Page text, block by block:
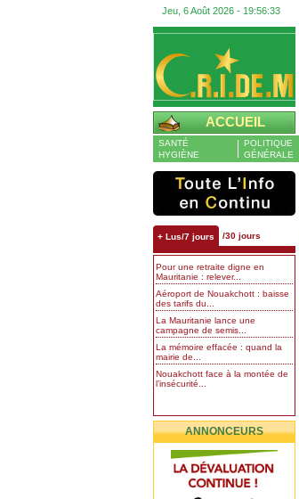
Jeu, 6 Août 2026 - 19:56:34
ACCUEIL
SANTÉ
HYGIÈNE
POLITIQUE
GÉNÉRALE
+ Lus/7 jours /30 jours
Pour une retraite digne en
Mauritanie : relever...
Aéroport de Nouakchott : baisse
des tarifs du...
La Mauritanie lance une
campagne de semis...
La mémoire effacée : quand la
mairie de...
Nouakchott face à la montée de
l’insécurité...
ANNONCEURS